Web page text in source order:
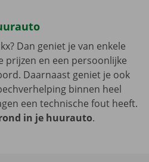
Dan geniet je van enkele
prijzen en een persoonlijke
Daarnaast geniet je ook
binnen heel
een technische fout heeft.
in je huurauto.